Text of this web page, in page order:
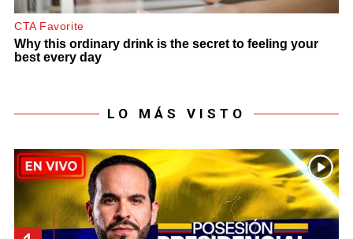
LO MÁS VISTO